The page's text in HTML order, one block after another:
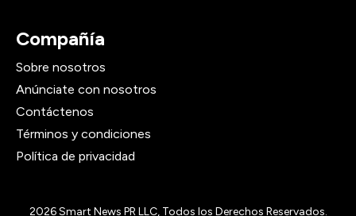
Compañía
Sobre nosotros
Anúnciate con nosotros
Contáctenos
Términos y condiciones
Política de privacidad
2026Smart News PR LLC, Todos los Derechos Reservados.